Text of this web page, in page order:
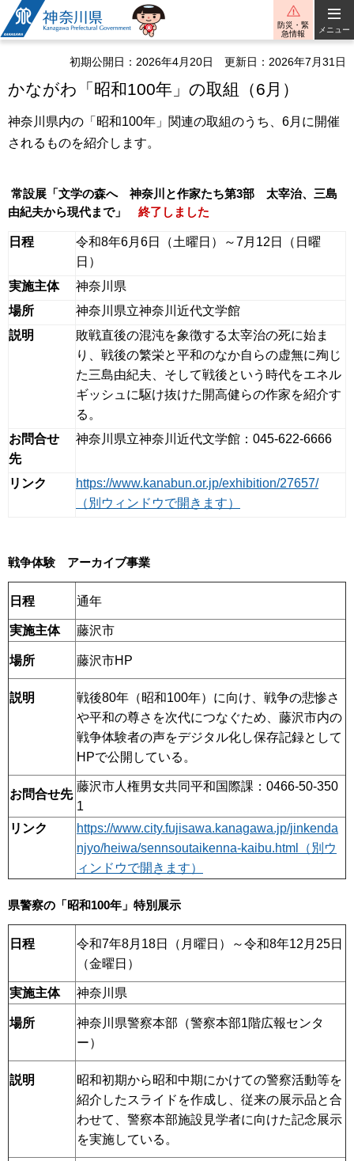
神奈川県
防災・緊
急情報
メニュー
初期公開日：2026年4月20日 更新日：2026年7月31日
かながわ「昭和100年」の取組（6月）
神奈川県内の「昭和100年」関連の取組のうち、6月に開催
されるものを紹介します。
常設展「文学の森へ 神奈川と作家たち第3部 太宰治、三島
由紀夫から現代まで」 終了しました
日程
令和8年6月6日（土曜日）～7月12日（日曜
日）
実施主体
神奈川県
場所
神奈川県立神奈川近代文学館
説明
敗戦直後の混沌を象徴する太宰治の死に始ま
り、戦後の繁栄と平和のなか自らの虚無に殉じ
た三島由紀夫、そして戦後という時代をエネル
ギッシュに駆け抜けた開高健らの作家を紹介す
る。
お問合せ
先
神奈川県立神奈川近代文学館：045-622-6666
リンク
https://www.kanabun.or.jp/exhibition/27657/
（別ウィンドウで開きます）
戦争体験 アーカイブ事業
日程 通年
実施主体 藤沢市
場所 藤沢市HP
説明
戦後80年（昭和100年）に向け、戦争の悲惨さ
や平和の尊さを次代につなぐため、藤沢市内の
戦争体験者の声をデジタル化し保存記録として
HPで公開している。
お問合せ先
藤沢市人権男女共同平和国際課：0466-50-350
1
リンク
https://www.city.fujisawa.kanagawa.jp/jinkenda
njyo/heiwa/sennsoutaikenna-kaibu.html（別ウ
ィンドウで開きます）
県警察の「昭和100年」特別展示
日程
令和7年8月18日（月曜日）～令和8年12月25日
（金曜日）
実施主体 神奈川県
場所
神奈川県警察本部（警察本部1階広報センタ
ー）
説明
昭和初期から昭和中期にかけての警察活動等を
紹介したスライドを作成し、従来の展示品と合
わせて、警察本部施設見学者に向けた記念展示
を実施している。